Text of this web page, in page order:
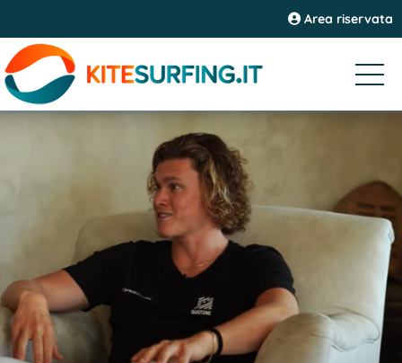
Area riservata